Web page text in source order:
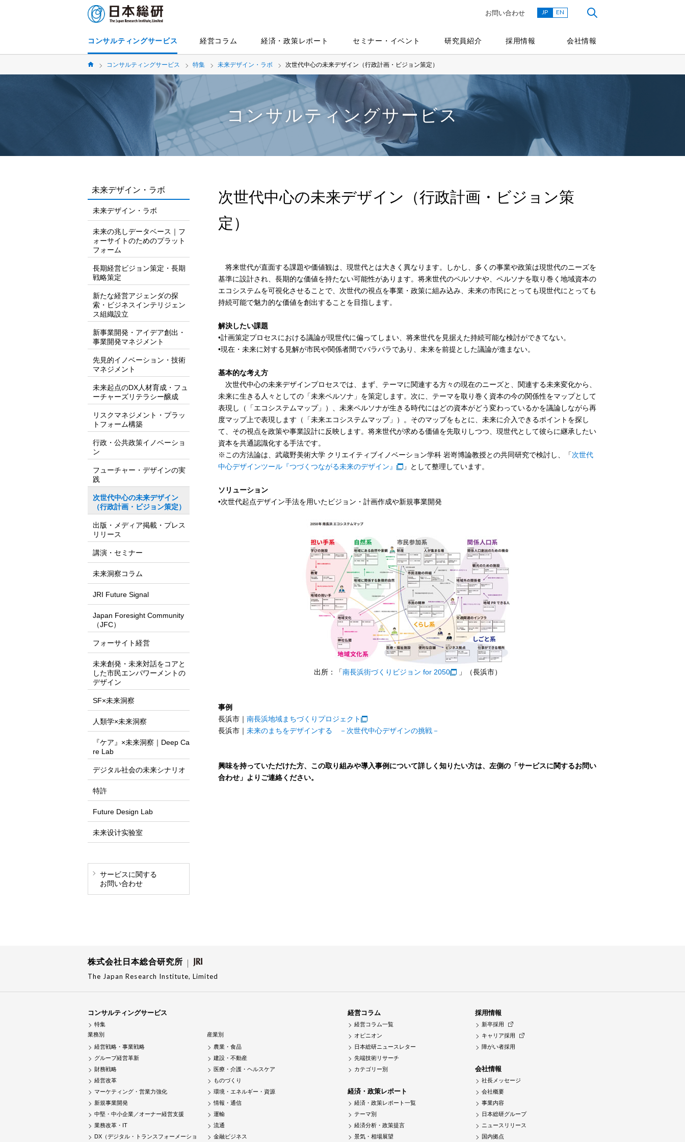
コンサルティングサービス 経営コラム 経済・政策レポート セミナー・イベント 研究員紹介 採用情報 会社情報
お問い合わせ JP EN
コンサルティングサービス 特集 未来デザイン・ラボ 次世代中心の未来デザイン（行政計画・ビジョン策定）
コンサルティングサービス
次世代中心の未来デザイン（行政計画・ビジョン策
定）
将来世代が直面する課題や価値観は、現世代とは大きく異なります。しかし、多くの事業や政策は現世代のニーズを
基準に設計され、長期的な価値を持たない可能性があります。将来世代のペルソナや、ペルソナを取り巻く地域資本の
エコシステムを可視化させることで、次世代の視点を事業・政策に組み込み、未来の市民にとっても現世代にとっても
持続可能で魅力的な価値を創出することを目指します。
解決したい課題
•計画策定プロセスにおける議論が現世代に偏ってしまい、将来世代を見据えた持続可能な検討ができてない。
•現在・未来に対する見解が市民や関係者間でバラバラであり、未来を前提とした議論が進まない。
基本的な考え方
次世代中心の未来デザインプロセスでは、まず、テーマに関連する方々の現在のニーズと、関連する未来変化から、
未来に生きる人々としての「未来ペルソナ」を策定します。次に、テーマを取り巻く資本の今の関係性をマップとして
表現し（「エコシステムマップ」）、未来ペルソナが生きる時代にはどの資本がどう変わっているかを議論しながら再
度マップ上で表現します（「未来エコシステムマップ」）。そのマップをもとに、未来に介入できるポイントを探し
て、その視点を政策や事業設計に反映します。将来世代が求める価値を先取りしつつ、現世代として彼らに継承したい
資本を共通認識化する手法です。
※この方法論は、武蔵野美術大学 クリエイティブイノベーション学科 岩嵜博論教授との共同研究で検討し、「次世代
中心デザインツール『つづくつながる未来のデザイン』
」として整理しています。
ソリューション
•次世代起点デザイン手法を用いたビジョン・計画作成や新規事業開発
出所：「南長浜街づくりビジョン for 2050 」（長浜市）
事例
長浜市｜ 南長浜地域まちづくりプロジェクト
長浜市｜ 未来のまちをデザインする －次世代中心デザインの挑戦－
興味を持っていただけた方、この取り組みや導入事例について詳しく知りたい方は、左側の「サービスに関するお問い
合わせ」よりご連絡ください。
未来デザイン・ラボ
未来デザイン・ラボ
未来の兆しデータベース｜フ
ォーサイトのためのプラット
フォーム
長期経営ビジョン策定・長期
戦略策定
新たな経営アジェンダの探
索・ビジネスインテリジェン
ス組織設立
新事業開発・アイデア創出・
事業開発マネジメント
先見的イノベーション・技術
マネジメント
未来起点のDX人材育成・フュ
ーチャーズリテラシー醸成
リスクマネジメント・プラッ
トフォーム構築
行政・公共政策イノベーショ
ン
フューチャー・デザインの実
践
次世代中心の未来デザイン
（行政計画・ビジョン策定）
出版・メディア掲載・プレス
リリース
講演・セミナー
未来洞察コラム
JRI Future Signal
Japan Foresight Community
（JFC）
フォーサイト経営
未来創発・未来対話をコアと
した市民エンパワーメントの
デザイン
SF×未来洞察
人類学×未来洞察
『ケア』×未来洞察｜Deep Ca
re Lab
デジタル社会の未来シナリオ
特許
Future Design Lab
未来设计实验室
サービスに関する
お問い合わせ
株式会社日本総合研究所
The Japan Research Institute, Limited
コンサルティングサービス
特集
業務別
経営戦略・事業戦略
グループ経営革新
財務戦略
経営改革
マーケティング・営業力強化
新規事業開発
中堅・中小企業／オーナー経営支援
業務改革・IT
DX（デジタル・トランスフォーメーショ
産業別
農業・食品
建設・不動産
医療・介護・ヘルスケア
ものづくり
環境・エネルギー・資源
情報・通信
運輸
流通
金融ビジネス
経営コラム
経営コラム一覧
オピニオン
日本総研ニュースレター
先端技術リサーチ
カテゴリー別
経済・政策レポート
経済・政策レポート一覧
テーマ別
経済分析・政策提言
景気・相場展望
採用情報
新卒採用
キャリア採用
障がい者採用
会社情報
社長メッセージ
会社概要
事業内容
日本総研グループ
ニュースリリース
国内拠点